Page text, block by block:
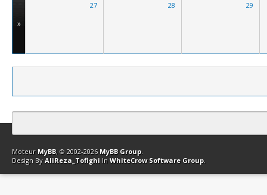
»
27 28 29
Contact Club Affiliation Retourner en haut Version bas-débit
Moteur MyBB, © 2002-2026 MyBB Group.
Design By AliReza_Tofighi In WhiteCrow Software Group.